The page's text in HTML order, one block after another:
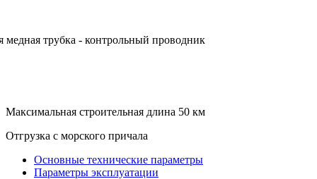
медная трубка - контрольный проводник
Максимальная строительная длина 50 км
Отгрузка с морского причала
Основные технические параметры
Параметры эксплуатации